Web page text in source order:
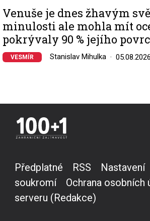
Venuše je dnes žhavým
minulosti ale mohla mít
pokrývaly 90 % jejího
VESMÍR Stanislav Mihulka 05.08.2026
Předplatné RSS
Nastavení
soukromí
Ochrana osobních
serveru (Redakce)